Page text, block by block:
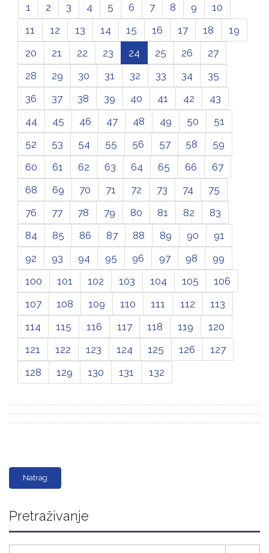
1 2 3 4 5 6 7 8 9
10
11
12 13 14 15 16 17 18
19
20
21 22 23 24 25 26
27
28
29 30 31 32 33 34
35
36
37 38 39 40 41 42
43
44
45 46 47 48 49 50
51
52
53 54 55 56 57 58
59
60
61 62 63 64 65 66
67
68
69 70 71 72 73 74
75
76
77 78 79 80 81 82
83
84
85 86 87 88 89 90
91
92
93 94 95 96 97 98
99
100
101 102 103 104 105
106
107
108 109 110 111 112
113
114
115 116 117 118 119
120
121
122 123 124 125 126
127
128
129 130 131 132
Natrag
Pretraživanje